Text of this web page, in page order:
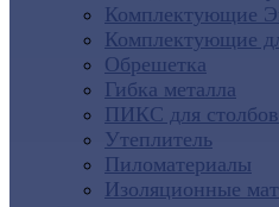
Комплектующие
Комплектующие
Обрешетка
Гибка металла
ПИКС для столбов
Утеплитель
Пиломатериалы
Изоляционные